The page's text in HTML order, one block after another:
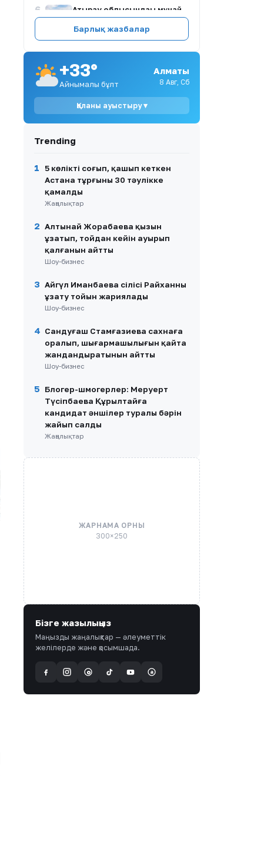
6
Атырау облысындағы мұнай
нысандарының әуе
қорғанысы құпия ма?
7
Ақсу қаласы әкімінің
тексеру талабы: заңды негіз
бар ма?
Алтынай Жорабаева көзіне
жасатқан косметикалық
ота туралы айтты
9
Жүк көліктерінің
шекарасында үш күн
кезекте тұрғанын айтты
10
Астанада кофеханаға кезек
полиция тексерісіне ұласты
Барлық жазбалар
+33°
Айнымалы бұлт
Алматы
8 Авг, Сб
Қаланы ауыстыру ▾
Trending
1
5 көлікті соғып, қашып кеткен
Астана тұрғыны 30 тәулікке
қамалды
Жаңалықтар
2 Алтынай Жорабаева қызын
ұзатып, тойдан кейін ауырып
қалғанын айтты
Шоу-бизнес
3 Айгүл Иманбаева сіңлісі Райханның
ұзату тойын жариялады
Шоу-бизнес
4 Сандуғаш Стамғазиева сахнаға
оралып, шығармашылығын қайта
жандандыратынын айтты
Шоу-бизнес
5
Блогер-шмогерлер: Меруерт
Түсіпбаева Құрылтайға
кандидат әншілер туралы бәрін
жайып салды
Жаңалықтар
ЖАРНАМА ОРНЫ
300×250
Бізге жазылыңыз
Маңызды жаңалықтар — әлеуметтік
желілерде және қосымшада.
@ a